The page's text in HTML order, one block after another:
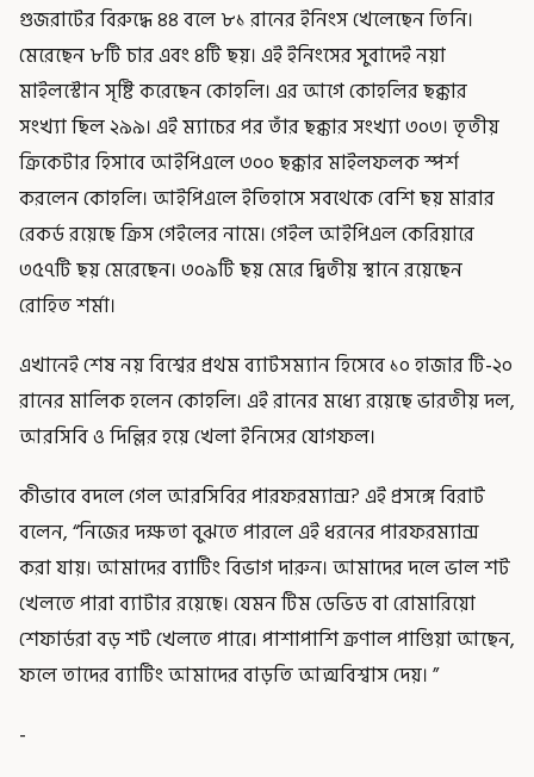
গুজরাটের বিরুদ্ধে ৪৪ বলে ৮১ রানের ইনিংস খেলেছেন তিনি।
মেরেছেন ৮টি চার এবং ৪টি ছয়। এই ইনিংসের সুবাদেই নয়া
মাইলস্টোন সৃষ্টি করেছেন কোহলি। এর আগে কোহলির ছক্কার
সংখ্যা ছিল ২৯৯। এই ম্যাচের পর তাঁর ছক্কার সংখ্যা ৩০৩। তৃতীয়
ক্রিকেটার হিসাবে আইপিএলে ৩০০ ছক্কার মাইলফলক স্পর্শ
করলেন কোহলি। আইপিএলে ইতিহাসে সবথেকে বেশি ছয় মারার
রেকর্ড রয়েছে ক্রিস গেইলের নামে। গেইল আইপিএল কেরিয়ারে
৩৫৭টি ছয় মেরেছেন। ৩০৯টি ছয় মেরে দ্বিতীয় স্থানে রয়েছেন
রোহিত শর্মা।
এখানেই শেষ নয় বিশ্বের প্রথম ব্যাটসম্যান হিসেবে ১০ হাজার টি-২০
রানের মালিক হলেন কোহলি। এই রানের মধ্যে রয়েছে ভারতীয় দল,
আরসিবি ও দিল্লির হয়ে খেলা ইনিসের যোগফল।
কীভাবে বদলে গেল আরসিবির পারফরম্যান্স? এই প্রসঙ্গে বিরাট
বলেন, “নিজের দক্ষতা বুঝতে পারলে এই ধরনের পারফরম্যান্স
করা যায়। আমাদের ব্যাটিং বিভাগ দারুন। আমাদের দলে ভাল শট
খেলতে পারা ব্যাটার রয়েছে। যেমন টিম ডেভিড বা রোমারিয়ো
শেফার্ডরা বড় শট খেলতে পারে। পাশাপাশি ক্রণাল পাণ্ডিয়া আছেন,
ফলে তাদের ব্যাটিং আমাদের বাড়তি আত্মবিশ্বাস দেয়। ”
-